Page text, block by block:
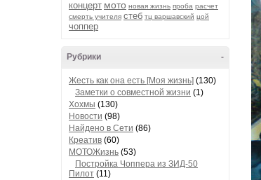
концерт мото новая жизнь проба расчет
смерть учителя стеб тц варшавский цой
чоппер
-
Рубрики
Жесть как она есть [Моя жизнь] (130)
Заметки о совместной жизни (1)
Хохмы (130)
Новости (98)
Найдено в Сети (86)
Креатив (60)
МОТОЖизнь (53)
Постройка Чоппера из ЗИД-50
Пилот (11)